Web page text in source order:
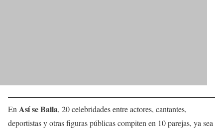
En Así se Baila, 20 celebridades entre actores, cantantes,
deportistas y otras figuras públicas compiten en 10 parejas, ya sea